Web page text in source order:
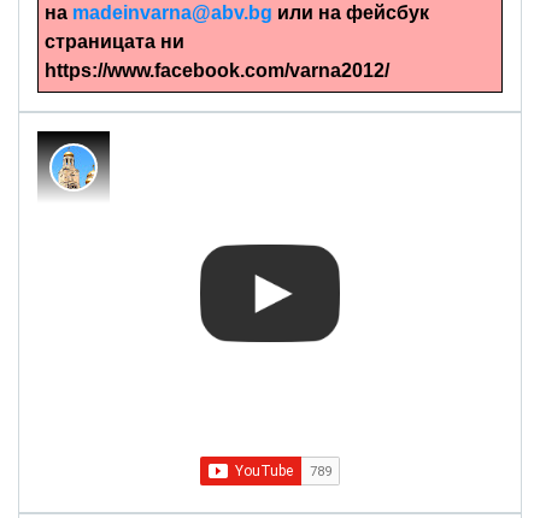
на madeinvarna@abv.bg или на фейсбук
страницата ни
https://www.facebook.com/varna2012/